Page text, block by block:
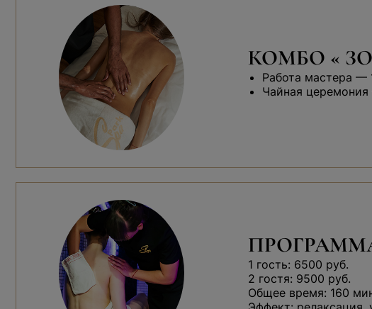
КОМБО «
Работа мастера —
Чайная
1 гость: 6500 руб.
2 гостя: 9500 руб.
Общее время: 160